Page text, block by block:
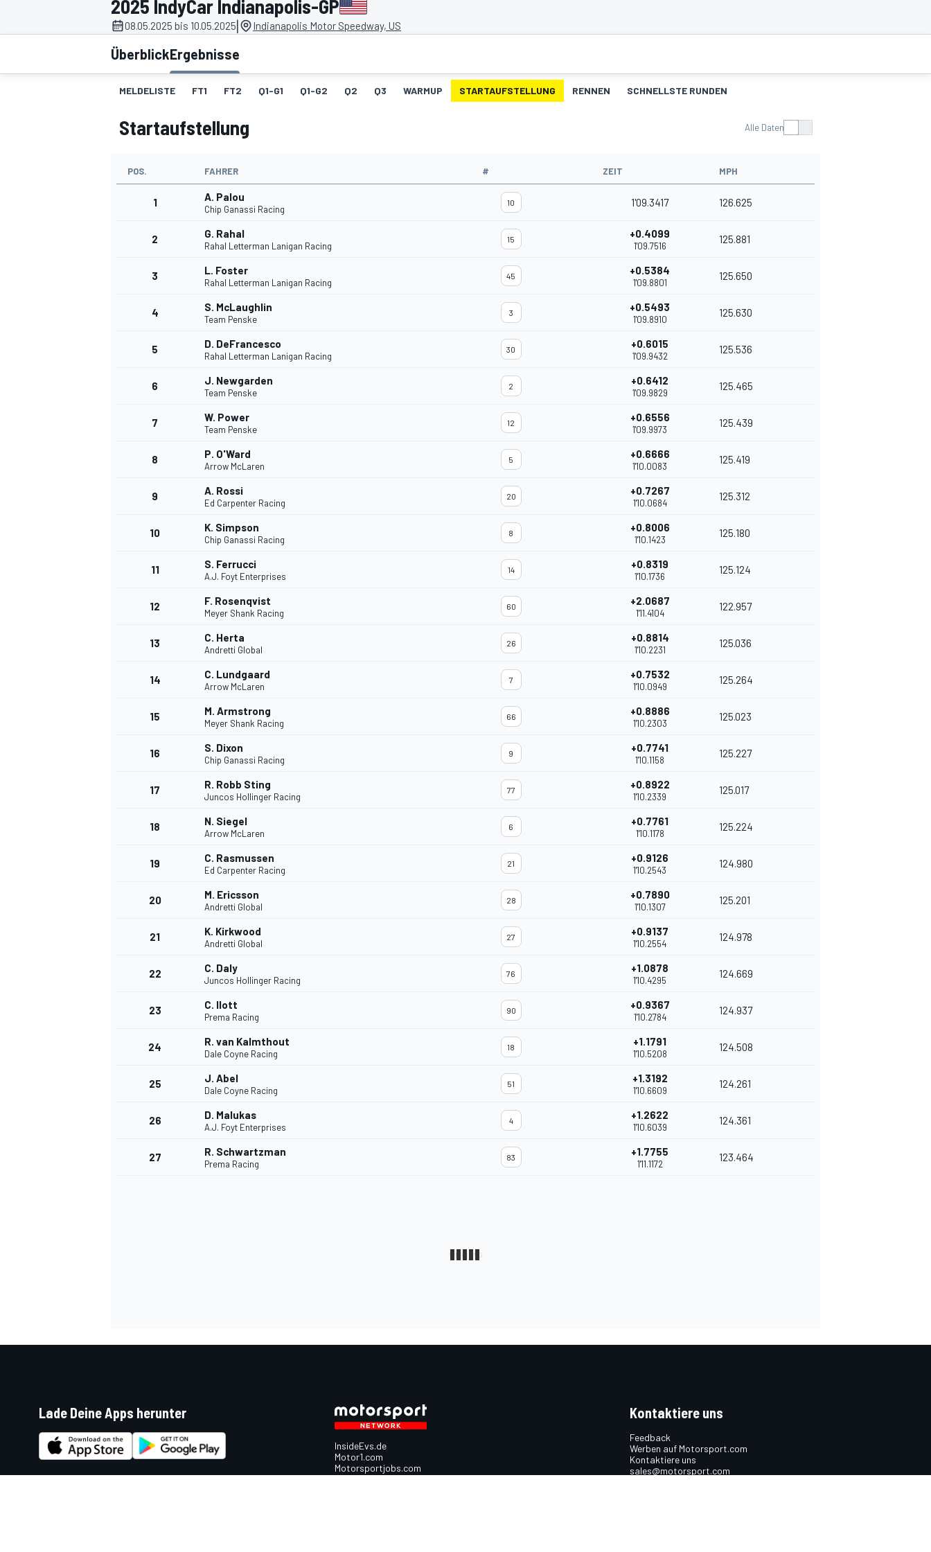
MOTOGP
2025 IndyCar Indianapolis-GP
08.05.2025 bis 10.05.2025| Indianapolis Motor Speedway, US
ÜberblickErgebnisse
MELDELISTE FT1 FT2 Q1-G1 Q1-G2 Q2 Q3 WARMUP STARTAUFSTELLUNG RENNEN SCHNELLSTE RUNDEN
Startaufstellung Alle Daten
POS. FAHRER # ZEIT MPH
1 A. Palou
Chip Ganassi Racing
10 1'09.3417 126.625
2 G. Rahal
Rahal Letterman Lanigan Racing
15 +0.4099
1'09.7516
125.881
3 L. Foster
Rahal Letterman Lanigan Racing
45 +0.5384
1'09.8801
125.650
4 S. McLaughlin
Team Penske
3 +0.5493
1'09.8910
125.630
5 D. DeFrancesco
Rahal Letterman Lanigan Racing
30 +0.6015
1'09.9432
125.536
6 J. Newgarden
Team Penske
2 +0.6412
1'09.9829
125.465
7 W. Power
Team Penske
12 +0.6556
1'09.9973
125.439
8 P. O'Ward
Arrow McLaren
5 +0.6666
1'10.0083
125.419
9 A. Rossi
Ed Carpenter Racing
20 +0.7267
1'10.0684
125.312
10 K. Simpson
Chip Ganassi Racing
8 +0.8006
1'10.1423
125.180
11 S. Ferrucci
A.J. Foyt Enterprises
14 +0.8319
1'10.1736
125.124
12 F. Rosenqvist
Meyer Shank Racing
60 +2.0687
1'11.4104
122.957
13 C. Herta
Andretti Global
26 +0.8814
1'10.2231
125.036
14 C. Lundgaard
Arrow McLaren
7 +0.7532
1'10.0949
125.264
15 M. Armstrong
Meyer Shank Racing
66 +0.8886
1'10.2303
125.023
16 S. Dixon
Chip Ganassi Racing
9 +0.7741
1'10.1158
125.227
17 R. Robb Sting
Juncos Hollinger Racing
77 +0.8922
1'10.2339
125.017
18 N. Siegel
Arrow McLaren
6 +0.7761
1'10.1178
125.224
19 C. Rasmussen
Ed Carpenter Racing
21 +0.9126
1'10.2543
124.980
20 M. Ericsson
Andretti Global
28 +0.7890
1'10.1307
125.201
21 K. Kirkwood
Andretti Global
27 +0.9137
1'10.2554
124.978
22 C. Daly
Juncos Hollinger Racing
76 +1.0878
1'10.4295
124.669
23 C. Ilott
Prema Racing
90 +0.9367
1'10.2784
124.937
24 R. van Kalmthout
Dale Coyne Racing
18 +1.1791
1'10.5208
124.508
25 J. Abel
Dale Coyne Racing
51 +1.3192
1'10.6609
124.261
26 D. Malukas
A.J. Foyt Enterprises
4 +1.2622
1'10.6039
124.361
27 R. Schwartzman
Prema Racing
83 +1.7755
1'11.1172
123.464
Lade Deine Apps herunter
InsideEvs.de
Motor1.com
Motorsportjobs.com
Autosport.com
Kontaktiere uns
Feedback
Werben auf Motorsport.com
Kontaktiere uns
sales@motorsport.com